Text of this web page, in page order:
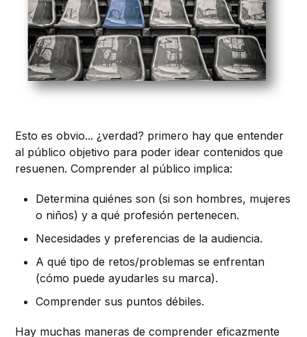
Esto es obvio... ¿verdad? primero hay que entender
al público objetivo para poder idear contenidos que
resuenen. Comprender al público implica:
Determina quiénes son (si son hombres, mujeres
o niños) y a qué profesión pertenecen.
Necesidades y preferencias de la audiencia.
A qué tipo de retos/problemas se enfrentan
(cómo puede ayudarles su marca).
Comprender sus puntos débiles.
Hay muchas maneras de comprender eficazmente